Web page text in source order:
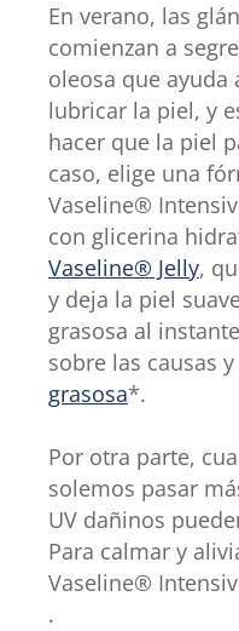
En verano, las
comienzan a
oleosa que
lubricar la piel, y
hacer que la piel
caso, elige una
Vaseline®
con glicerina
Vaseline® Jelly,
y deja la piel
grasosa al
sobre las causas
grasosa*.
Por otra parte,
solemos pasar
UV dañinos
Para calmar y
Vaseline®
.